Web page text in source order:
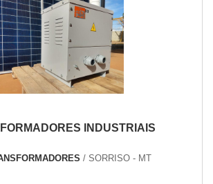
INDUSTRIAIS
/ SORRISO - MT